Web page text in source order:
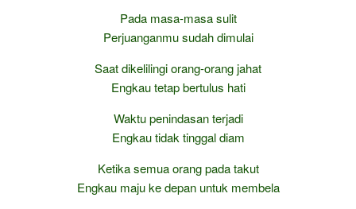
Pada masa-masa sulit
Perjuanganmu sudah dimulai
Saat dikelilingi orang-orang jahat
Engkau tetap bertulus hati
Waktu penindasan terjadi
Engkau tidak tinggal diam
Ketika semua orang pada takut
Engkau maju ke depan untuk membela